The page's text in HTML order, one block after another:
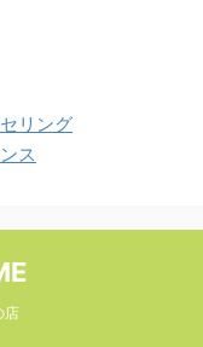
リング
ス
店